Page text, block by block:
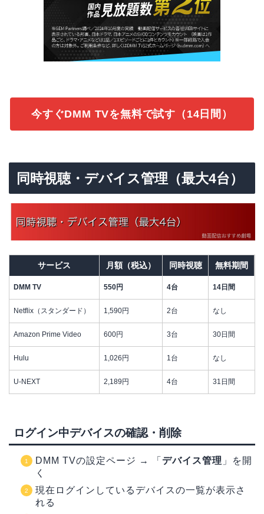
今すぐDMM TVを無料で試す（14日間）
同時視聴・デバイス管理（最大4台）
サービス 月額（税込） 同時視聴 無料期間
DMM TV 550円 4台 14日間
Netflix（スタンダード） 1,590円 2台 なし
Amazon Prime Video 600円 3台 30日間
Hulu 1,026円 1台 なし
U-NEXT 2,189円 4台 31日間
ログイン中デバイスの確認・削除
DMM TVの設定ページ → 「 デバイス管理 」を開
く
現在ログインしているデバイスの一覧が表示さ
れる